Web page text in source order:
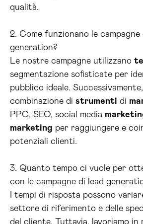
qualità.
2. Come funzionano le campagne
generation?
Le nostre campagne utilizzano
segmentazione sofisticate per
pubblico ideale.
combinazione di strumenti di
PPC, SEO, social media
marketing per raggiungere e
potenziali clienti.
3. Quanto tempo ci vuole per
con le campagne di lead
I tempi di risposta possono
settore di riferimento e delle